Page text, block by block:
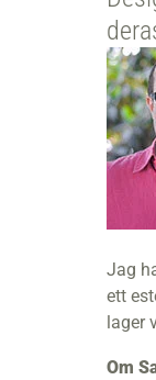
Jag
ett
lager
Om